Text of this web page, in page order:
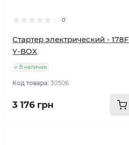
0
Стартер электрический - 178F
Y-BOX
В наличии
Код товара:30506
3 176 грн